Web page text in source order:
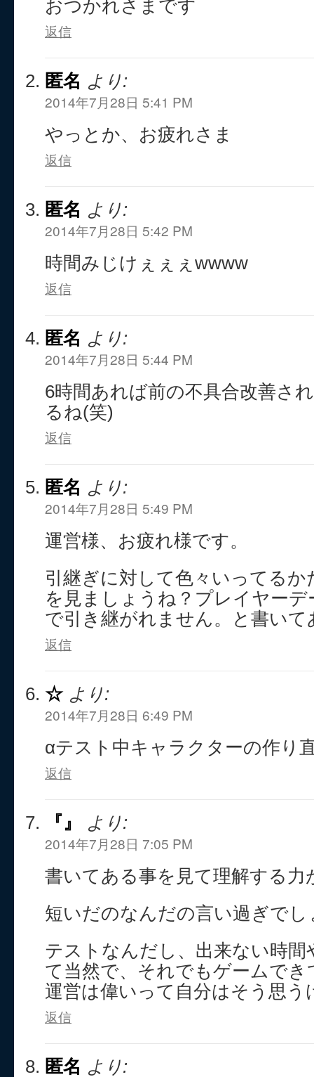
おつかれさまです
返信
匿名 より:
2014年7月28日 5:41 PM
やっとか、お疲れさま
返信
匿名 より:
2014年7月28日 5:42 PM
時間みじけぇぇぇwwww
返信
匿名 より:
2014年7月28日 5:44 PM
6時間あれば前の不具合改善さ
るね(笑)
返信
匿名 より:
2014年7月28日 5:49 PM
運営様、お疲れ様です。
引継ぎに対して色々いってるか
を見ましょうね？プレイヤー
で引き継がれません。と書い
返信
☆ より:
2014年7月28日 6:49 PM
αテスト中キャラクターの作り
返信
『』 より:
2014年7月28日 7:05 PM
書いてある事を見て理解する力
短いだのなんだの言い過ぎでし
テストなんだし、出来ない時
て当然で、それでもゲームで
運営は偉いって自分はそう思う
返信
匿名 より: